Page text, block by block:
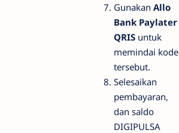
Gunakan Allo
Bank Paylater
QRIS untuk
memindai kode
tersebut.
Selesaikan
pembayaran,
dan saldo
DIGIPULSA